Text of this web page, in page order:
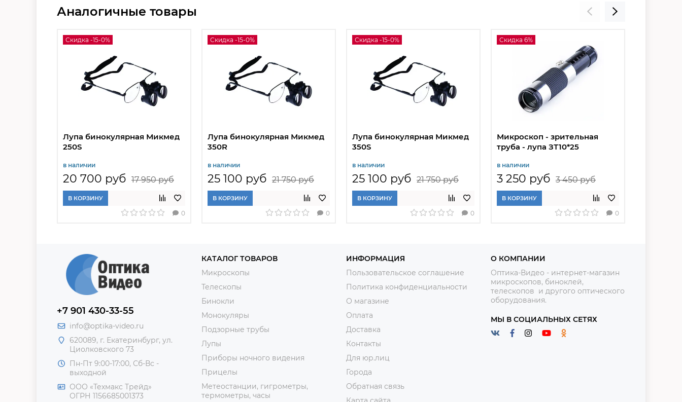
Аналогичные товары
Скидка -15-0%
Лупа бинокулярная Микмед
250S
в наличии
20 700 руб 17 950 руб
В КОРЗИНУ
0
Скидка -15-0%
Лупа бинокулярная Микмед
350R
в наличии
25 100 руб 21 750 руб
В КОРЗИНУ
0
Скидка -15-0%
Лупа бинокулярная Микмед
350S
в наличии
25 100 руб 21 750 руб
В КОРЗИНУ
0
Скидка 6%
Микроскоп - зрительная
труба - лупа ЗТ10*25
в наличии
3 250 руб 3 450 руб
В КОРЗИНУ
0
+7 901 430-33-55
info@optika-video.ru
620089, г. Екатеринбург, ул.
Циолковского 73
Пн-Пт 9:00-17:00, Сб-Вс -
выходной
ООО «Техмакс Трейд»
ОГРН 1156685001373
КАТАЛОГ ТОВАРОВ
Микроскопы
Телескопы
Бинокли
Монокуляры
Подзорные трубы
Лупы
Приборы ночного видения
Прицелы
Метеостанции, гигрометры,
термометры, часы
ИНФОРМАЦИЯ
Пользовательское соглашение
Политика конфиденциальности
О магазине
Оплата
Доставка
Контакты
Для юр.лиц
Города
Обратная связь
О КОМПАНИИ
Оптика-Видео - интернет-магазин
микроскопов, биноклей,
телескопов и другого оптического
оборудования.
МЫ В СОЦИАЛЬНЫХ СЕТЯХ